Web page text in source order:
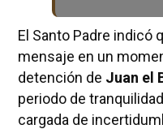
El Santo Padre indicó
mensaje en un
detención de Juan el
periodo de
cargada de